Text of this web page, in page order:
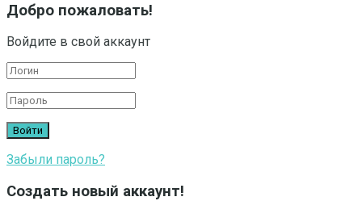
Добро пожаловать!
Войдите в свой аккаунт
Забыли пароль?
Создать новый аккаунт!